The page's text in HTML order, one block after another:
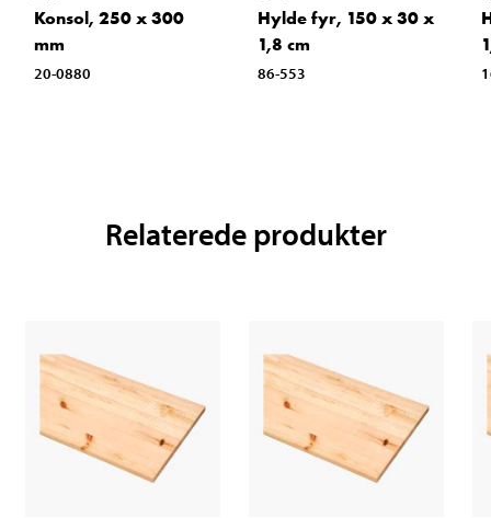
Konsol, 250 x 300
mm
20-0880
Hylde fyr, 150 x 30 x
1,8 cm
86-553
Relaterede produkter